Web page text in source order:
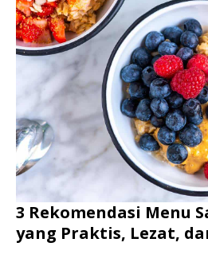
3 Rekomendasi Menu
yang Praktis, Lezat,